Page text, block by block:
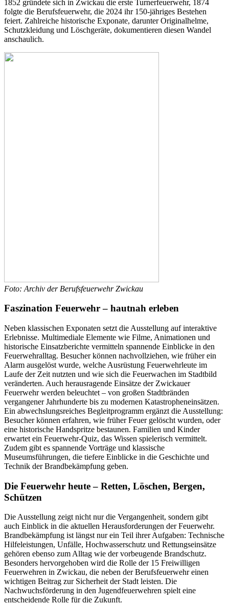
1852 gründete sich in Zwickau die erste Turnerfeuerwehr, 1874
folgte die Berufsfeuerwehr, die 2024 ihr 150-jähriges Bestehen
feiert. Zahlreiche historische Exponate, darunter Originalhelme,
Schutzkleidung und Löschgeräte, dokumentieren diesen Wandel
anschaulich.
Foto: Archiv der Berufsfeuerwehr Zwickau
Faszination Feuerwehr – hautnah erleben
Neben klassischen Exponaten setzt die Ausstellung auf interaktive
Erlebnisse. Multimediale Elemente wie Filme, Animationen und
historische Einsatzberichte vermitteln spannende Einblicke in den
Feuerwehralltag. Besucher können nachvollziehen, wie früher ein
Alarm ausgelöst wurde, welche Ausrüstung Feuerwehrleute im
Laufe der Zeit nutzten und wie sich die Feuerwachen im Stadtbild
veränderten. Auch herausragende Einsätze der Zwickauer
Feuerwehr werden beleuchtet – von großen Stadtbränden
vergangener Jahrhunderte bis zu modernen Katastropheneinsätzen.
Ein abwechslungsreiches Begleitprogramm ergänzt die Ausstellung:
Besucher können erfahren, wie früher Feuer gelöscht wurden, oder
eine historische Handspritze bestaunen. Familien und Kinder
erwartet ein Feuerwehr-Quiz, das Wissen spielerisch vermittelt.
Zudem gibt es spannende Vorträge und klassische
Museumsführungen, die tiefere Einblicke in die Geschichte und
Technik der Brandbekämpfung geben.
Die Feuerwehr heute – Retten, Löschen, Bergen,
Schützen
Die Ausstellung zeigt nicht nur die Vergangenheit, sondern gibt
auch Einblick in die aktuellen Herausforderungen der Feuerwehr.
Brandbekämpfung ist längst nur ein Teil ihrer Aufgaben: Technische
Hilfeleistungen, Unfälle, Hochwasserschutz und Rettungseinsätze
gehören ebenso zum Alltag wie der vorbeugende Brandschutz.
Besonders hervorgehoben wird die Rolle der 15 Freiwilligen
Feuerwehren in Zwickau, die neben der Berufsfeuerwehr einen
wichtigen Beitrag zur Sicherheit der Stadt leisten. Die
Nachwuchsförderung in den Jugendfeuerwehren spielt eine
entscheidende Rolle für die Zukunft.